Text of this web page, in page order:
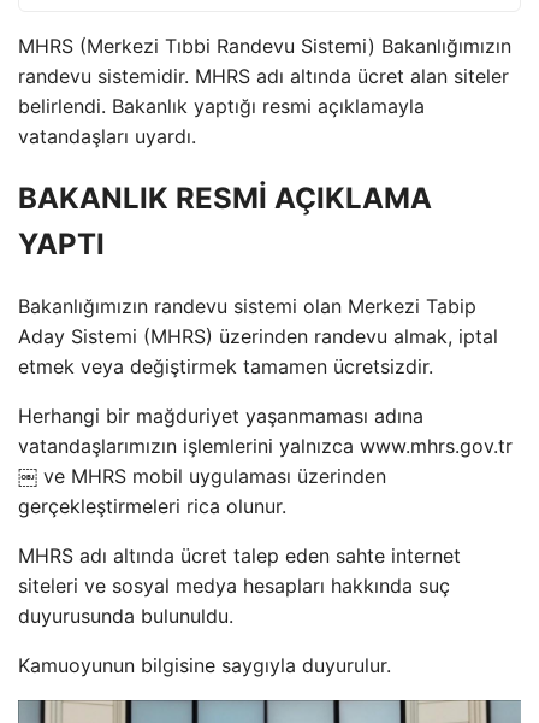
MHRS (Merkezi Tıbbi Randevu Sistemi) Bakanlığımızın
randevu sistemidir. MHRS adı altında ücret alan siteler
belirlendi. Bakanlık yaptığı resmi açıklamayla
vatandaşları uyardı.
BAKANLIK RESMİ AÇIKLAMA
YAPTI
Bakanlığımızın randevu sistemi olan Merkezi Tabip
Aday Sistemi (MHRS) üzerinden randevu almak, iptal
etmek veya değiştirmek tamamen ücretsizdir.
Herhangi bir mağduriyet yaşanmaması adına
vatandaşlarımızın işlemlerini yalnızca www.mhrs.gov.tr
￼ ve MHRS mobil uygulaması üzerinden
gerçekleştirmeleri rica olunur.
MHRS adı altında ücret talep eden sahte internet
siteleri ve sosyal medya hesapları hakkında suç
duyurusunda bulunuldu.
Kamuoyunun bilgisine saygıyla duyurulur.